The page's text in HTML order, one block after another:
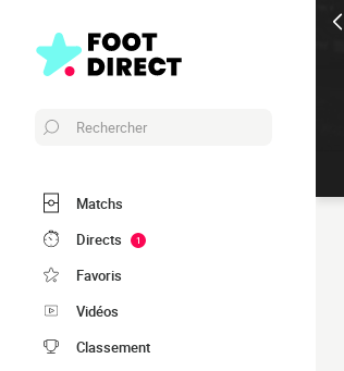
Rechercher
Matchs
Directs
1
Favoris
Vidéos
Classement